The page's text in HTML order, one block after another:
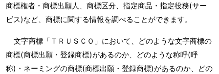
商標権者・商標出願人、商標区分、指定商品・指定役務(サー
ビス)など、商標に関する情報を調べることができます。
文字商標「ＴＲＵＳＣＯ」において、どのような文字商標の
商標(商標出願・登録商標)があるのか、どのような称呼(呼
称)・ネーミングの商標(商標出願・登録商標)があるのか、どの